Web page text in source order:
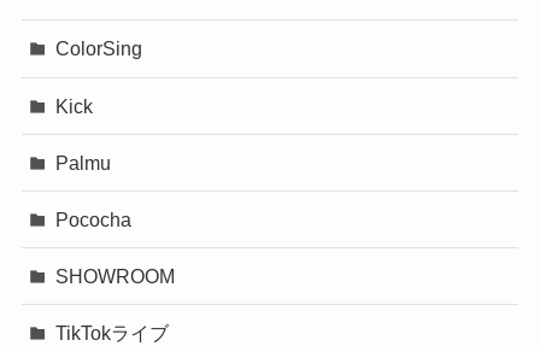
ColorSing
Kick
Palmu
Pococha
SHOWROOM
TikTokライブ